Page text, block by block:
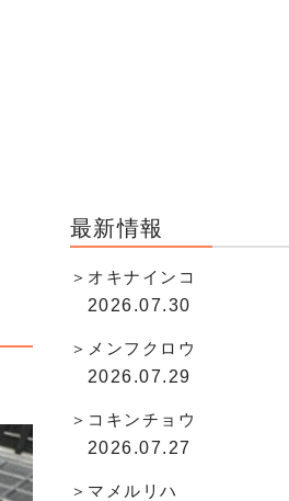
最新情報
オキナインコ
2026.07.30
メンフクロウ
2026.07.29
コキンチョウ
2026.07.27
マメルリハ